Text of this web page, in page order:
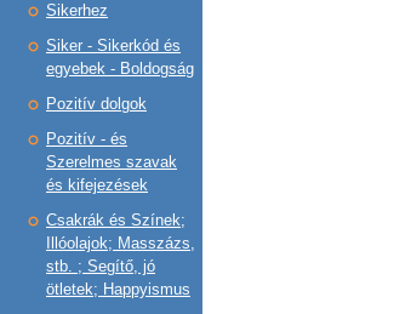
Sikerhez
Siker - Sikerkód és
egyebek - Boldogság
Pozitív dolgok
Pozitív - és
Szerelmes szavak
és kifejezések
Csakrák és Színek;
Illóolajok; Masszázs,
stb. ; Segítő, jó
ötletek; Happyismus